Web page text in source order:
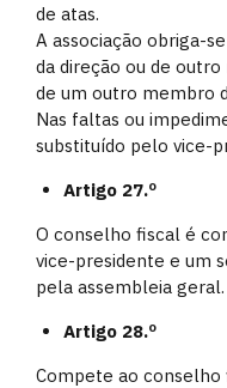
de atas.
A associação obriga-
da direção ou de
de um outro membro
Nas faltas ou
substituído pelo vice-
Artigo 27.º
O conselho fiscal é
vice-presidente e um
pela assembleia geral.
Artigo 28.º
Compete ao conselho